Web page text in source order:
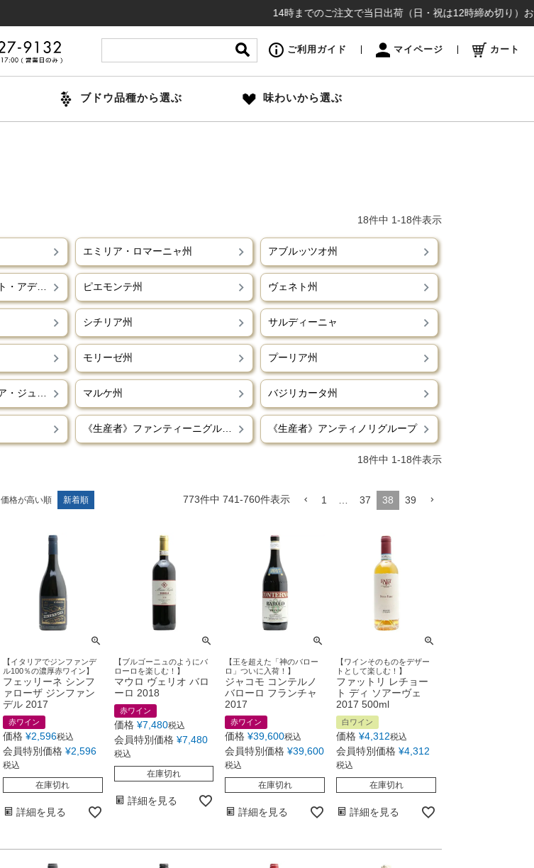
14時までのご注文で当日出荷（日・祝は12時締め切り）お盆
ご利用ガイド マイページ カート
ブドウ品種から選ぶ 味わいから選ぶ
18件中 1-18件表示
エミリア・ロマーニャ州 アブルッツオ州
トレンティーノ・アルト・アディジェ州 ピエモンテ州 ヴェネト州
シチリア州 サルディーニャ
モリーゼ州 プーリア州
マルケ州 バジリカータ州
《生産者》アンティノリグループ
18件中 1-18件表示
価格が高い順 新着順 773件中 741-760件表示 1 37 38 39
【イタリアでジンファンデ
ル100％の濃厚赤ワイン】
フェッリーネ シンフ
ァローザ ジンファン
デル 2017
赤ワイン
価格 ¥2,596税込
会員特別価格 ¥2,596
税込
在庫切れ
詳細を見る
【ブルゴーニュのようにバ
ローロを楽しむ！】
マウロ ヴェリオ バロ
ーロ 2018
赤ワイン
価格 ¥7,480税込
会員特別価格 ¥7,480
税込
在庫切れ
詳細を見る
【王を超えた「神のバロー
ロ」ついに入荷！】
ジャコモ コンテルノ
バローロ フランチャ
2017
赤ワイン
価格 ¥39,600税込
会員特別価格 ¥39,600
税込
在庫切れ
詳細を見る
【ワインそのものをデザー
トとして楽しむ！】
ファットリ レチョー
ト ディ ソアーヴェ
2017 500ml
白ワイン
価格 ¥4,312税込
会員特別価格 ¥4,312
税込
在庫切れ
詳細を見る